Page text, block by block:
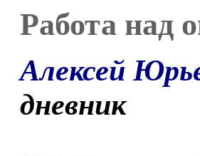
Работа над
Алексей
дневник